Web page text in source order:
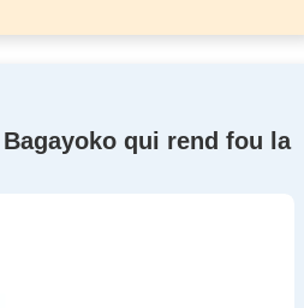
qui rend fou la